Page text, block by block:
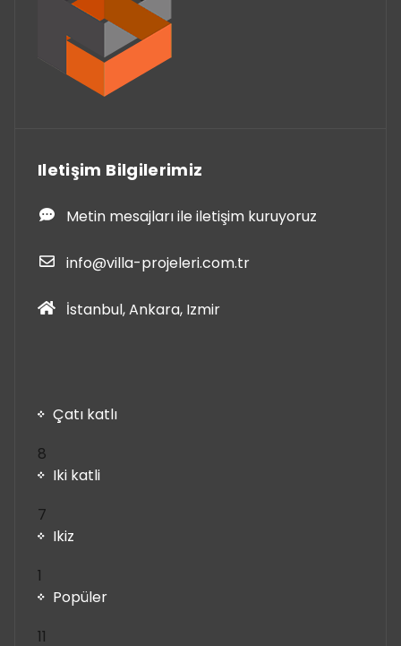
Iletişim Bilgilerimiz
Metin mesajları ile iletişim kuruyoruz
info@villa-projeleri.com.tr
İstanbul, Ankara, Izmir
Çatı katlı
8
ürün
Iki katli
7
ürün
Ikiz
1
ürün
Popüler
11